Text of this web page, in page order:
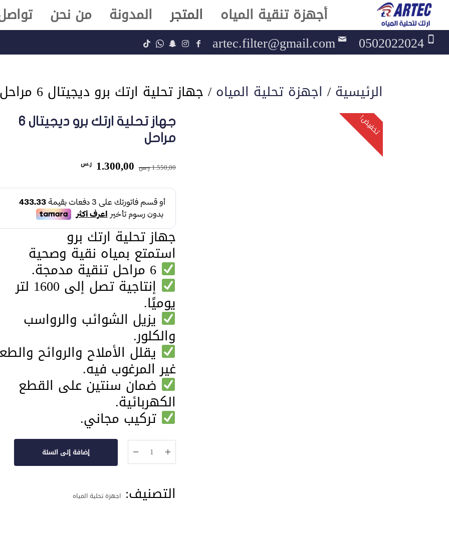
أجهزة تنقية المياه المتجر المدونة من نحن
0502022024
artec.filter@gmail.com
الرئيسية / اجهزة تحلية المياه / جهاز تحلية ارتك برو ديجيتال 6 مراحل
تخفيض!
جهاز تحلية ارتك برو ديجيتال 6
مراحل
1.550,00ر.س السعر
الأصلي
هو:
1.550,00 ر.س.
1.300,00 ر.سالحالي
هو:
1.300,00 ر.س.
جهاز تحلية ارتك برو
استمتع بمياه نقية وصحية
6 مراحل تنقية مدمجة.
إنتاجية تصل إلى 1600 لتر
يوميًا.
يزيل الشوائب والرواسب
والكلور.
يقلل الأملاح والروائح
غير المرغوب فيه.
ضمان سنتين على القطع
الكهربائية.
تركيب مجاني.
كمية
جهاز
ارتك
إضافة إلى السلة
التصنيف:اجهزة تحلية المياه